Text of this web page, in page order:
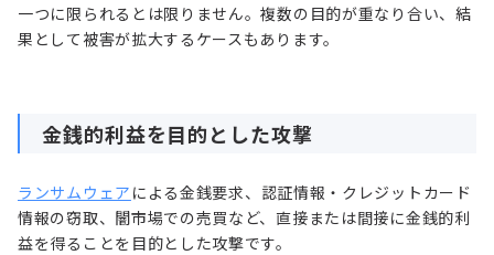
一つに限られるとは限りません。複数の目的が重なり合い、結
果として被害が拡大するケースもあります。
金銭的利益を目的とした攻撃
ランサムウェア による金銭要求、認証情報・クレジットカード
情報の窃取、闇市場での売買など、直接または間接に金銭的利
益を得ることを目的とした攻撃です。